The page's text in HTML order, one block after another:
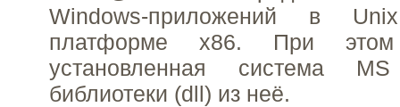
Windows-приложений в
платформе x86. При этом
установленная система
библиотеки (dll) из неё.